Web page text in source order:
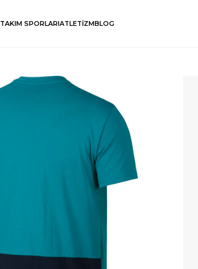
TAKIM SPORLARIATLETİZMBLOG